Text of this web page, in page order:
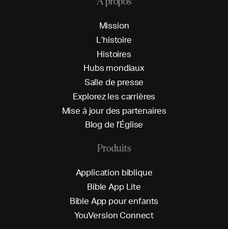
Mission
L'histoire
Histoires
Hubs mondiaux
Salle de presse
Explorez les carrières
Mise à jourdes partenaires
Blog de l'Église
Produits
Application biblique
Bible App L ite
Bible App pourenfants
YouVersion Connect